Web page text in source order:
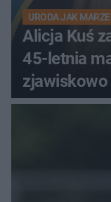
URODA JAK
Alicja Kuś
45-letnia
zjawiskowo